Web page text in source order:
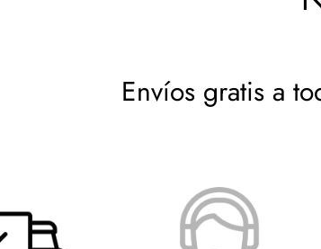
Envíos gratis a